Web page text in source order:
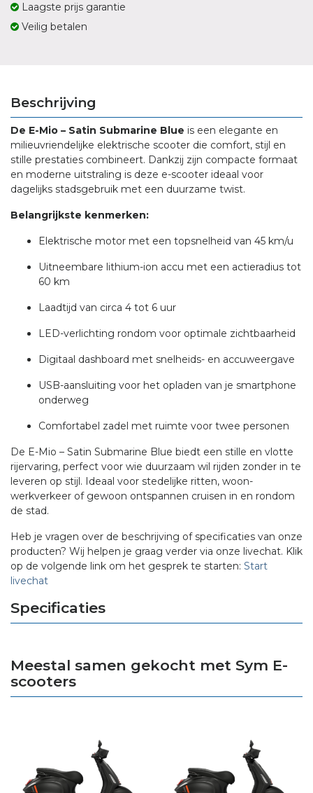
Laagste prijs garantie
Veilig betalen
Beschrijving
De E-Mio – Satin Submarine Blue is een elegante en
milieuvriendelijke elektrische scooter die comfort, stijl en
stille prestaties combineert. Dankzij zijn compacte formaat
en moderne uitstraling is deze e-scooter ideaal voor
dagelijks stadsgebruik met een duurzame twist.
Belangrijkste kenmerken:
Elektrische motor met een topsnelheid van 45 km/u
Uitneembare lithium-ion accu met een actieradius tot
60 km
Laadtijd van circa 4 tot 6 uur
LED-verlichting rondom voor optimale zichtbaarheid
Digitaal dashboard met snelheids- en accuweergave
USB-aansluiting voor het opladen van je smartphone
onderweg
Comfortabel zadel met ruimte voor twee personen
De E-Mio – Satin Submarine Blue biedt een stille en vlotte
rijervaring, perfect voor wie duurzaam wil rijden zonder in te
leveren op stijl. Ideaal voor stedelijke ritten, woon-
werkverkeer of gewoon ontspannen cruisen in en rondom
de stad.
Heb je vragen over de beschrijving of specificaties van onze
producten? Wij helpen je graag verder via onze livechat. Klik
op de volgende link om het gesprek te starten: Start
livechat
Specificaties
Meestal samen gekocht met Sym E-
scooters